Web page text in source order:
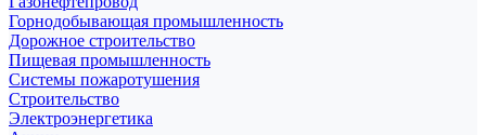
Горнодобывающая промышленность
Дорожное строительство
Пищевая промышленность
Системы пожаротушения
Строительство
Электроэнергетика